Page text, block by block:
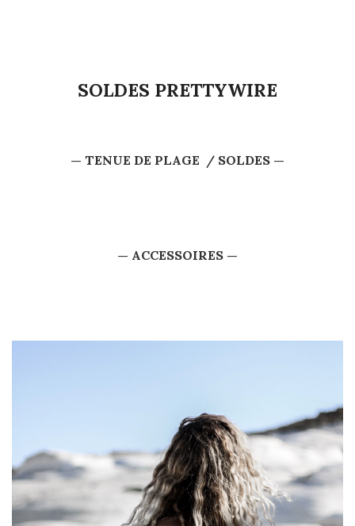
SOLDES PRETTYWIRE
— TENUE DE PLAGE / SOLDES —
— ACCESSOIRES —